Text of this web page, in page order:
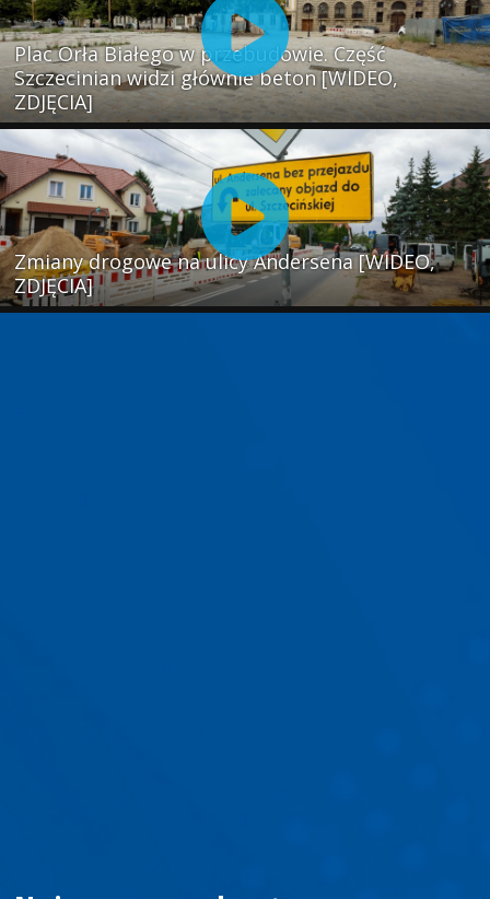
Plac Orła Białego w przebudowie. Część
Szczecinian widzi głównie beton [WIDEO,
ZDJĘCIA]
Zmiany drogowe na ulicy Andersena [WIDEO,
ZDJĘCIA]